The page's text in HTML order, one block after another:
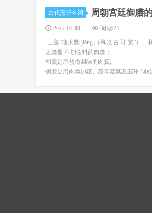
古代烹饪名词 周朝宫廷御膳
2022-04-09 阅读(4)
“三羹”指太獎[jiǎng]（释义:古同“奖”）、
太獎是 不加佐料的肉獎；
和羹是用盐梅调味的肉箕;
铡羹是用肉类加菝、薇等蔬菜及五味 制成